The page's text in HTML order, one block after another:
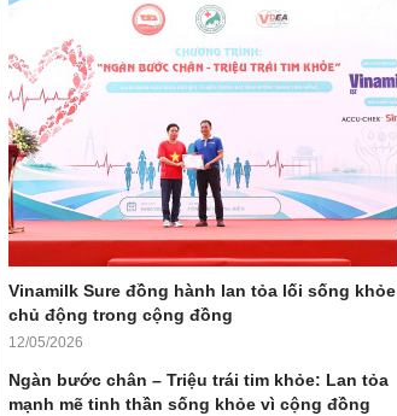
Vinamilk Sure đồng hành lan tỏa lối sống khỏe
chủ động trong cộng đồng
12/05/2026
Ngàn bước chân – Triệu trái tim khỏe: Lan tỏa
mạnh mẽ tinh thần sống khỏe vì cộng đồng